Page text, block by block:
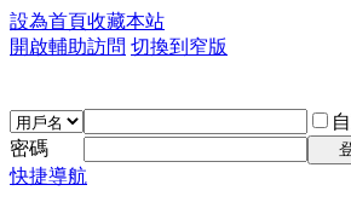
設為首頁收藏本站
開啟輔助訪問 切換到窄版
密碼
快捷導航